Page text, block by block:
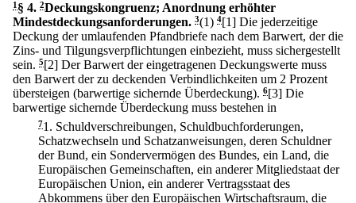
1§ 4. 2Deckungskongruenz; Anordnung erhöhter
Mindestdeckungsanforderungen. 3(1) 4[1] Die jederzeitige
Deckung der umlaufenden Pfandbriefe nach dem Barwert, der die
Zins- und Tilgungsverpflichtungen einbezieht, muss sichergestellt
sein. 5[2] Der Barwert der eingetragenen Deckungswerte muss
den Barwert der zu deckenden Verbindlichkeiten um 2 Prozent
übersteigen (barwertige sichernde Überdeckung). 6[3] Die
barwertige sichernde Überdeckung muss bestehen in
71. Schuldverschreibungen, Schuldbuchforderungen,
Schatzwechseln und Schatzanweisungen, deren Schuldner
der Bund, ein Sondervermögen des Bundes, ein Land, die
Europäischen Gemeinschaften, ein anderer Mitgliedstaat der
Europäischen Union, ein anderer Vertragsstaat des
Abkommens über den Europäischen Wirtschaftsraum, die